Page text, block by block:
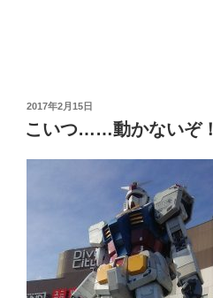
投
稿
日:
2017年2月15日
こいつ……動かないぞ！